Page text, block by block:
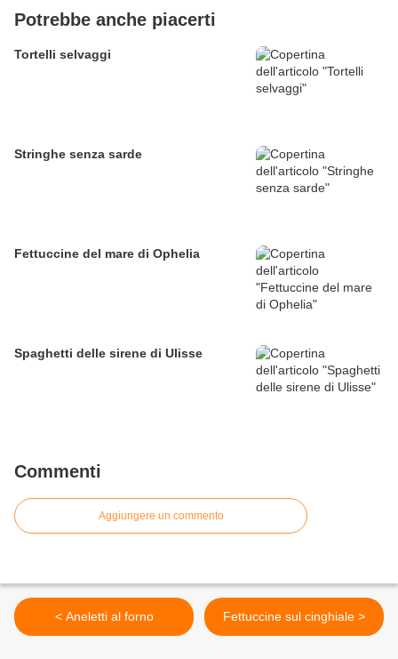
Potrebbe anche piacerti
Tortelli selvaggi
Stringhe senza sarde
Fettuccine del mare di Ophelia
Spaghetti delle sirene di Ulisse
Commenti
Aggiungere un commento
< Aneletti al forno Fettuccine sul cinghiale >